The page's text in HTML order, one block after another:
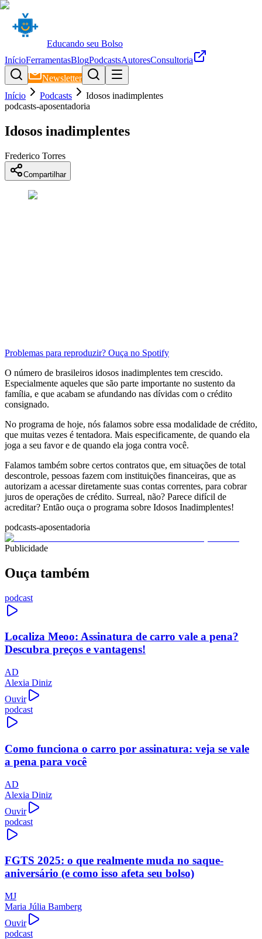
Educando seu Bolso
InícioFerramentasBlogPodcastsAutoresConsultoria
Newsletter
Início
Podcasts
Idosos inadimplentes
podcasts-aposentadoria
Idosos inadimplentes
Frederico Torres
Compartilhar
Problemas para reproduzir? Ouça no Spotify
O número de brasileiros idosos inadimplentes tem crescido.
Especialmente aqueles que são parte importante no sustento da
família, e que acabam se afundando nas dívidas com o crédito
consignado.
No programa de hoje, nós falamos sobre essa modalidade de crédito,
que muitas vezes é tentadora. Mais especificamente, de quando ela
joga a seu favor e de quando ela joga contra você.
Falamos também sobre certos contratos que, em situações de total
descontrole, pessoas fazem com instituições financeiras, que as
autorizam a acessar diretamente suas contas correntes, para cobrar
juros de operações de crédito. Surreal, não? Parece difícil de
acreditar? Então ouça o programa sobre Idosos Inadimplentes!
podcasts-aposentadoria
Publicidade
Ouça também
podcast
Localiza Meoo: Assinatura de carro vale a pena?
Descubra preços e vantagens!
AD
Alexia Diniz
Ouvir
podcast
Como funciona o carro por assinatura: veja se vale
a pena para você
AD
Alexia Diniz
Ouvir
podcast
FGTS 2025: o que realmente muda no saque-
aniversário (e como isso afeta seu bolso)
MJ
Maria Júlia Bamberg
Ouvir
podcast